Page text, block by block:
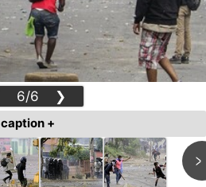
6/6 ❯
caption +